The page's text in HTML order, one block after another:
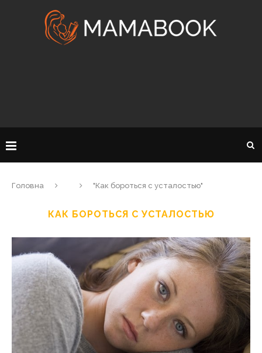
Головна "Как бороться с усталостью"
КАК БОРОТЬСЯ С УСТАЛОСТЬЮ